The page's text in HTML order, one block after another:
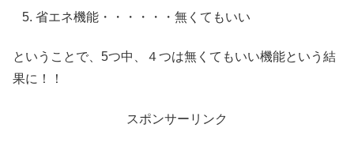
省エネ機能・・・・・・無くてもいい
ということで、5つ中、４つは無くてもいい機能という結
果に！！
スポンサーリンク